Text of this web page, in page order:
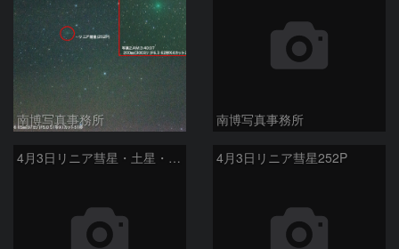
南博写真事務所 南博写真事務所
4月3日リニア彗星・土星・火星 4月3日リニア彗星252P